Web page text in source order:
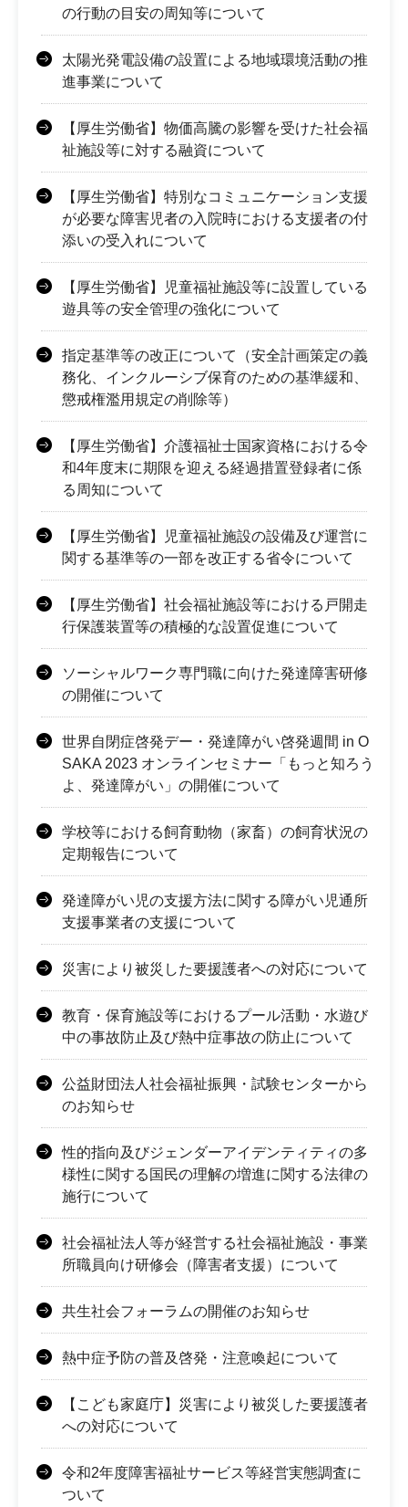
の行動の目安の周知等について
太陽光発電設備の設置による地域環境活動の推
進事業について
【厚生労働省】物価高騰の影響を受けた社会福
祉施設等に対する融資について
【厚生労働省】特別なコミュニケーション支援
が必要な障害児者の入院時における支援者の付
添いの受入れについて
【厚生労働省】児童福祉施設等に設置している
遊具等の安全管理の強化について
指定基準等の改正について（安全計画策定の義
務化、インクルーシブ保育のための基準緩和、
懲戒権濫用規定の削除等）
【厚生労働省】介護福祉士国家資格における令
和4年度末に期限を迎える経過措置登録者に係
る周知について
【厚生労働省】児童福祉施設の設備及び運営に
関する基準等の一部を改正する省令について
【厚生労働省】社会福祉施設等における戸開走
行保護装置等の積極的な設置促進について
ソーシャルワーク専門職に向けた発達障害研修
の開催について
世界自閉症啓発デー・発達障がい啓発週間 in O
SAKA 2023 オンラインセミナー「もっと知ろう
よ、発達障がい」の開催について
学校等における飼育動物（家畜）の飼育状況の
定期報告について
発達障がい児の支援方法に関する障がい児通所
支援事業者の支援について
災害により被災した要援護者への対応について
教育・保育施設等におけるプール活動・水遊び
中の事故防止及び熱中症事故の防止について
公益財団法人社会福祉振興・試験センターから
のお知らせ
性的指向及びジェンダーアイデンティティの多
様性に関する国民の理解の増進に関する法律の
施行について
社会福祉法人等が経営する社会福祉施設・事業
所職員向け研修会（障害者支援）について
共生社会フォーラムの開催のお知らせ
熱中症予防の普及啓発・注意喚起について
【こども家庭庁】災害により被災した要援護者
への対応について
令和2年度障害福祉サービス等経営実態調査に
ついて